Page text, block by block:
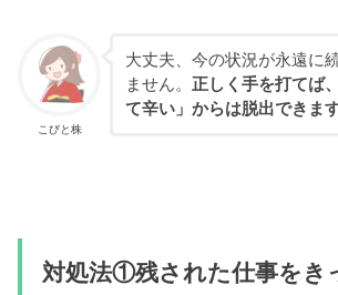
こびと株
大丈夫、今の状況が永遠に
ません。 正しく手を打てば
て辛い」からは脱出できます
対処法①残された仕事をき